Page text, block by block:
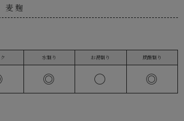
麦麹
水割り
◎
お湯割り
〇
炭酸割り
◎